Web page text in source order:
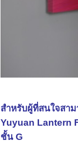
สำหรับผู้ที่สนใจสา
Yuyuan Lantern
ชั้น G